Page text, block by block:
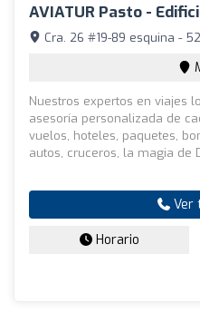
AVIATUR Pasto -
Cra. 26 #19-89 esquina -
Nuestros expertos en viajes
asesoría personalizada de
vuelos, hoteles, paquetes,
autos, cruceros, la magia de
Ver
Horario